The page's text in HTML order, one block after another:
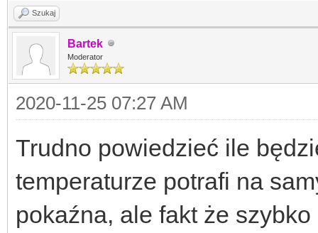
Szukaj
Bartek
Moderator
2020-11-25 07:27 AM
Trudno powiedzieć ile
temperaturze potrafi na
pokaźna, ale fakt że